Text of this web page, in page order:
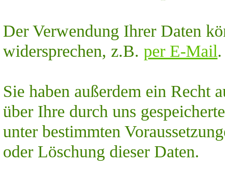
Der Verwendung Ihrer Daten
widersprechen, z.B.per E-Mail.
Sie haben außerdem ein
über Ihre durch uns
unter bestimmten
oder Löschung dieser Daten.